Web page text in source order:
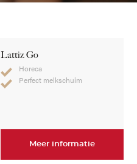
Lattiz Go
Horeca
Perfect melkschuim
Meer informatie